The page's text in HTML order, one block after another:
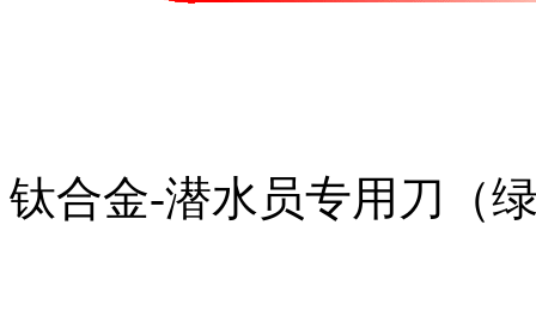
钛合金-潜水员专用刀（